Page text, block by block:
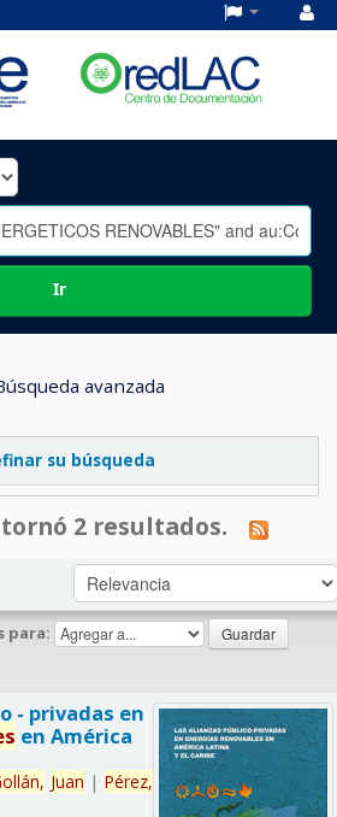
Ir
avanzada
su búsqueda
2 resultados.
para:
- privadas en
en América
Juan | Pérez,